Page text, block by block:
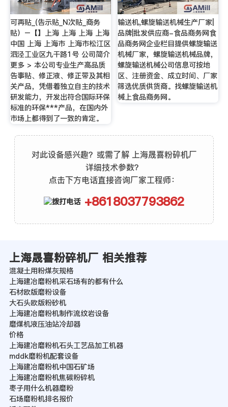
可再贴_(告示贴_N次贴_商务
贴）–【】上海 上海 上海 上海
中国 上海 上海市 上海市松江区
泗泾工业区九干路1号 公司简介
更多 > 本公司专业生产高品质
告事贴、修正液、修正带及其相
关产品，凭借着独立自主的技术
研发能力，开发出符合国际环保
标准的环保***产品，在国内外
市场上都得到了一致的肯定。
输送机,螺旋输送机械生产厂家|
品牌|批发供应商-食品商务网食
品商务网企业栏目提供螺旋输送
机械厂家，螺旋输送机械品牌，
螺旋输送机械公司信息可按地
区、注册资金、成立时间、厂家
筛选优质供货商。找螺旋输送机
械上食品商务网。
对此设备感兴趣？或需了解 上海晟喜粉碎机厂
详细技术参数？
点击下方电话直接咨询厂家工程师：
+8618037793862
上海晟喜粉碎机厂 相关推荐
混凝土用粉煤灰规格
上海建冶磨粉机采石场有的都有什么
石材欧版磨粉设备
大石头欧版粉砂机
上海建冶磨粉机制作流纹岩设备
磨煤机液压油站冷却器
价格
上海建冶磨粉机石头工艺品加工机器
mddk磨粉机配套设备
上海建冶磨粉机中国石矿场
上海建冶磨粉机焦碳粉碎机
枣子用什么机器磨粉
石场磨粉机排名报价